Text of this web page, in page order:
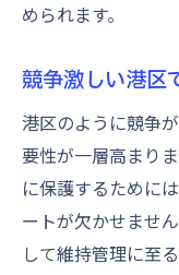
割
法
弁理士と
商標取得
ケーショ
港区で弁
商標取得
められます。
競争激しい港区
港区のように競争
要性が一層高まり
に保護するために
ートが欠かせませ
して維持管理に至